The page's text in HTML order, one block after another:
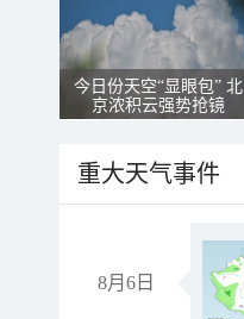
今日份天空“显眼包” 北
京浓积云强势抢镜
重大天气事件
8月6日